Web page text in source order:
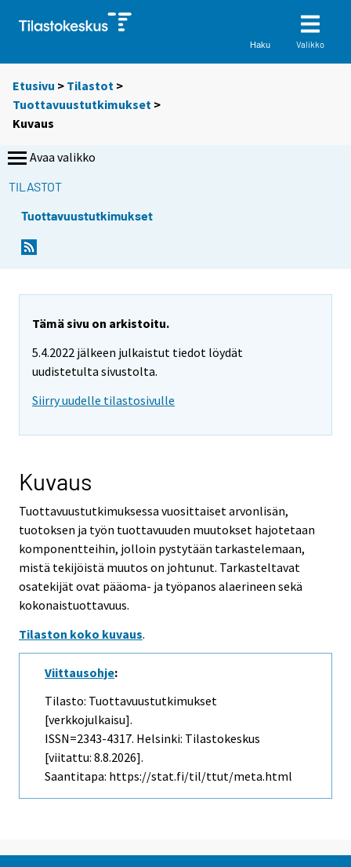
Haku Valikko
Etusivu > Tilastot >
Tuottavuustutkimukset >
Kuvaus
Avaa valikko
TILASTOT
Tuottavuustutkimukset
Tämä sivu on arkistoitu.
5.4.2022 jälkeen julkaistut tiedot löydät
uudistetulta sivustolta.
Siirry uudelle tilastosivulle
Kuvaus
Tuottavuustutkimuksessa vuosittaiset arvonlisän,
tuotoksen ja työn tuottavuuden muutokset hajotetaan
komponentteihin, jolloin pystytään tarkastelemaan,
mistä tekijöistä muutos on johtunut. Tarkasteltavat
osatekijät ovat pääoma- ja työpanos alaerineen sekä
kokonaistuottavuus.
Tilaston koko kuvaus.
Viittausohje:
Tilasto: Tuottavuustutkimukset
[verkkojulkaisu].
ISSN=2343-4317. Helsinki: Tilastokeskus
[viitattu: 8.8.2026].
Saantitapa: https://stat.fi/til/ttut/meta.html